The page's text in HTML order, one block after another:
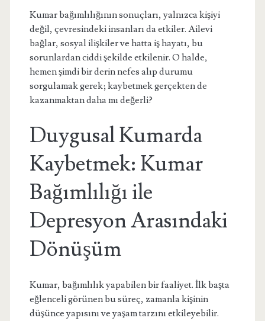
Kumar bağımlılığının sonuçları, yalnızca kişiyi
değil, çevresindeki insanları da etkiler. Ailevi
bağlar, sosyal ilişkiler ve hatta iş hayatı, bu
sorunlardan ciddi şekilde etkilenir. O halde,
hemen şimdi bir derin nefes alıp durumu
sorgulamak gerek; kaybetmek gerçekten de
kazanmaktan daha mı değerli?
Duygusal Kumarda
Kaybetmek: Kumar
Bağımlılığı ile
Depresyon Arasındaki
Dönüşüm
Kumar, bağımlılık yapabilen bir faaliyet. İlk başta
eğlenceli görünen bu süreç, zamanla kişinin
düşünce yapısını ve yaşam tarzını etkileyebilir.